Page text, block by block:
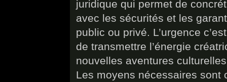
juridique qui permet de
avec les sécurités et les
public ou privé. L’urgence
de transmettre l’énergie
nouvelles aventures
Les moyens nécessaires sont